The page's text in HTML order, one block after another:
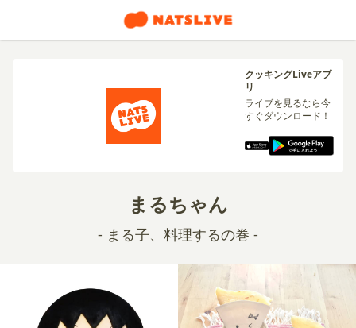
クッキングLiveアプ
リ
ライブを見るなら今
すぐダウンロード！
まるちゃん
- まる子、料理するの巻 -